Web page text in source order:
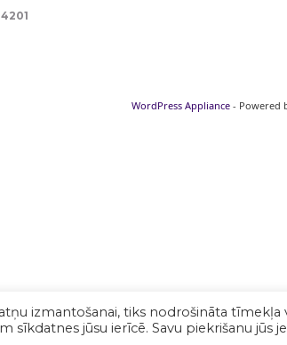
izmantošanai, tiks nodrošināta
jūsu ierīcē. Savu piekrišanu jūs
WordPress Appliance - Powered